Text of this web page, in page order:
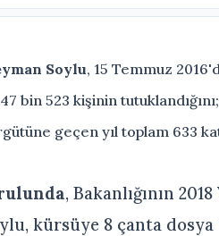
Soylu, 15 Temmuz
47 bin 523 kişinin
geçen yıl toplam 633
, Bakanlığının
kürsüye 8 çanta